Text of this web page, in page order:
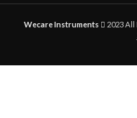
Wecare Instruments 2023